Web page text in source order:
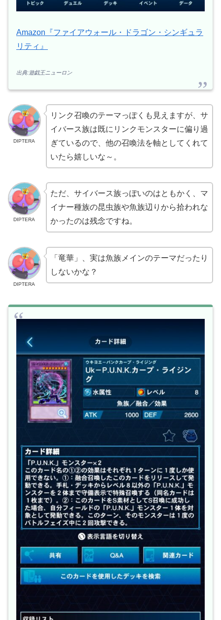
Amazon『ファイアウォール・ドラゴン・シンギュラ
リティ』
出典:遊戯王ニューロン
DIPTERA
リンク召喚のテーマっぽくも見えますが、サ
イバース族は既にリンクモンスターに偏り過
ぎているので、他の召喚法を軸としてくれて
いたら嬉しいな～。
DIPTERA
ただ、サイバース族っぽいのはともかく、マ
イナー種族の昆虫族や魚族辺りから拾われな
かったのは残念ですね。
DIPTERA
「竜華」、実は魚族メインのテーマだったり
しないかな？